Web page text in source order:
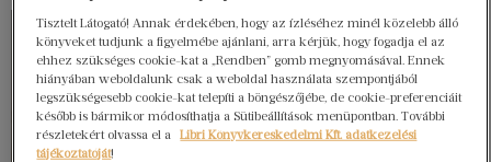
Tisztelt Látogató! Annak érdekében, hogy az ízléséhez minél közelebb álló
könyveket tudjunk a figyelmébe ajánlani, arra kérjük, hogy fogadja el az
ehhez szükséges cookie-kat a „Rendben” gomb megnyomásával. Ennek
hiányában weboldalunk csak a weboldal használata szempontjából
legszükségesebb cookie-kat telepíti a böngészőjébe, de cookie-preferenciáit
később is bármikor módosíthatja a Sütibeállítások menüpontban. További
részletekért olvassa el a
Libri Könyvkereskedelmi Kft. adatkezelési
tájékoztatóját!